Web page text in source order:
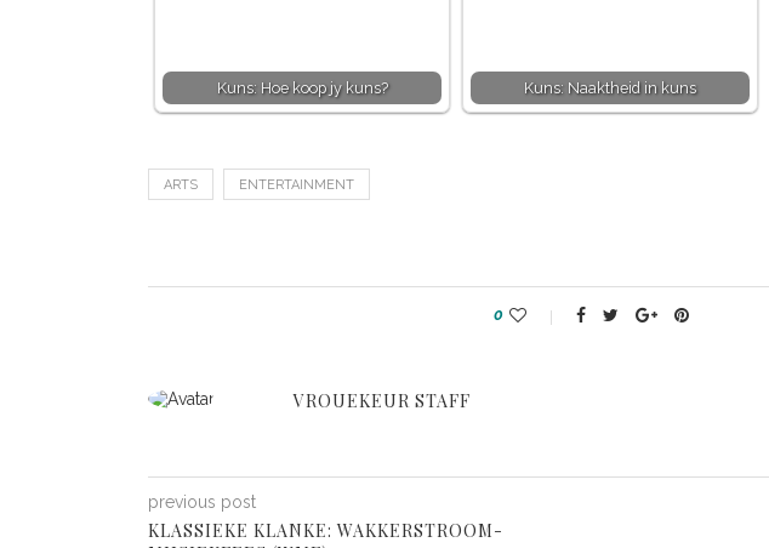
Kuns: Hoe koop jy kuns? Kuns: Naaktheid in kuns
ARTS ENTERTAINMENT
0
VROUEKEUR STAFF
previous post
KLASSIEKE KLANKE: WAKKERSTROOM-